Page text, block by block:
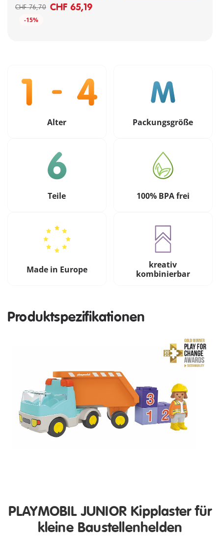
CHF 76,70 CHF 65,19
-15%
Alter Packungsgröße
Teile 100% BPA frei
Made in Europe
kreativ
kombinierbar
Produktspezifikationen
PLAYMOBIL JUNIOR Kipplaster für
kleine Baustellenhelden